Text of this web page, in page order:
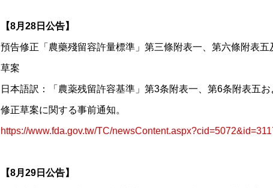
【8月28日公告】
預告修正「農藥殘留容許量標準」第三條附表一、第六條附表五
草案
日本語訳：「農薬残留許容基準」第3条附表一、第6条附表五
修正草案に関する事前通知。
https://www.fda.gov.tw/TC/
【8月29日公告】